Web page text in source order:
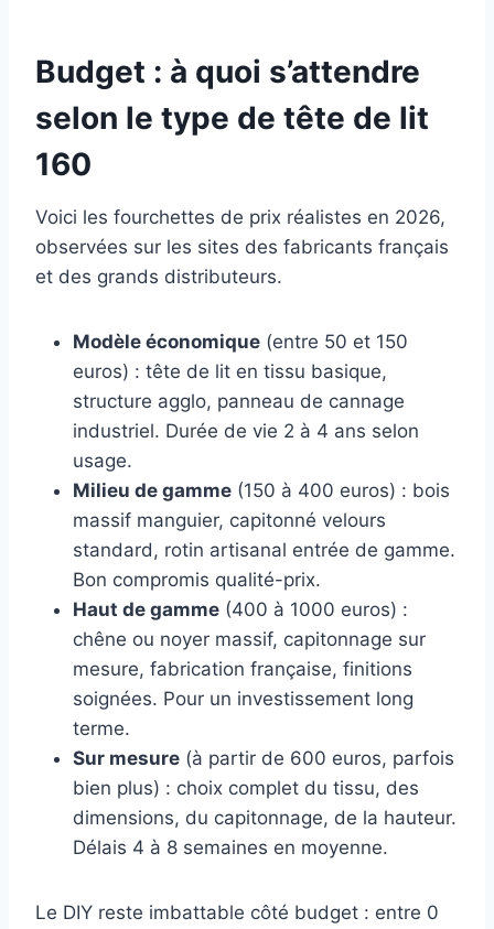
Budget : à quoi s’attendre
selon le type de tête de lit
160
Voici les fourchettes de prix réalistes en 2026,
observées sur les sites des fabricants français
et des grands distributeurs.
Modèle économique (entre 50 et 150
euros) : tête de lit en tissu basique,
structure agglo, panneau de cannage
industriel. Durée de vie 2 à 4 ans selon
usage.
Milieu de gamme (150 à 400 euros) : bois
massif manguier, capitonné velours
standard, rotin artisanal entrée de gamme.
Bon compromis qualité-prix.
Haut de gamme (400 à 1000 euros) :
chêne ou noyer massif, capitonnage sur
mesure, fabrication française, finitions
soignées. Pour un investissement long
terme.
Sur mesure (à partir de 600 euros, parfois
bien plus) : choix complet du tissu, des
dimensions, du capitonnage, de la hauteur.
Délais 4 à 8 semaines en moyenne.
Le DIY reste imbattable côté budget : entre 0